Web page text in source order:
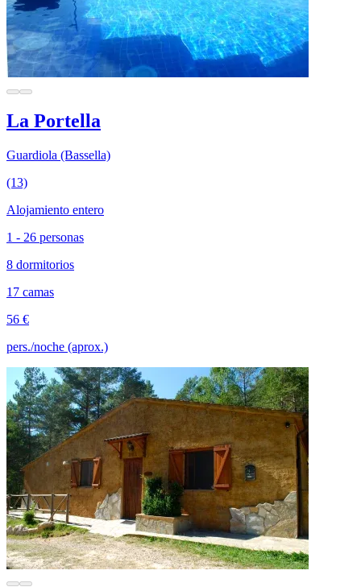
La Portella
Guardiola (Bassella)
(13)
Alojamiento entero
1 - 26 personas
8 dormitorios
17 camas
56 €
pers./noche (aprox.)